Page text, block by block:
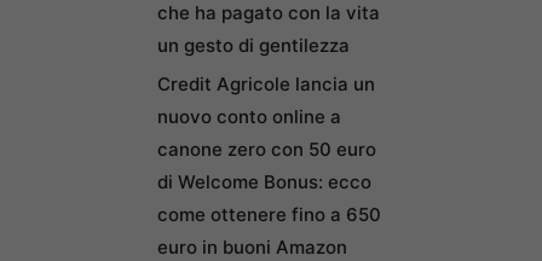
che ha pagato con la vita
un gesto di gentilezza
Credit Agricole lancia un
nuovo conto online a
canone zero con 50 euro
di Welcome Bonus: ecco
come ottenere fino a 650
euro in buoni Amazon